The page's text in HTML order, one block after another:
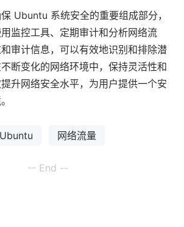
Ubuntu 系统安全的重要组成部分，
监控工具、定期审计和分析网络流
审计信息，可以有效地识别和排除潜
断变化的网络环境中，保持灵活性和
升网络安全水平，为用户提供一个安
Ubuntu 网络流量
-- End --